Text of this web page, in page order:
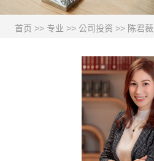
首页 >> 专业 >> 公司投资 >> 陈君薇